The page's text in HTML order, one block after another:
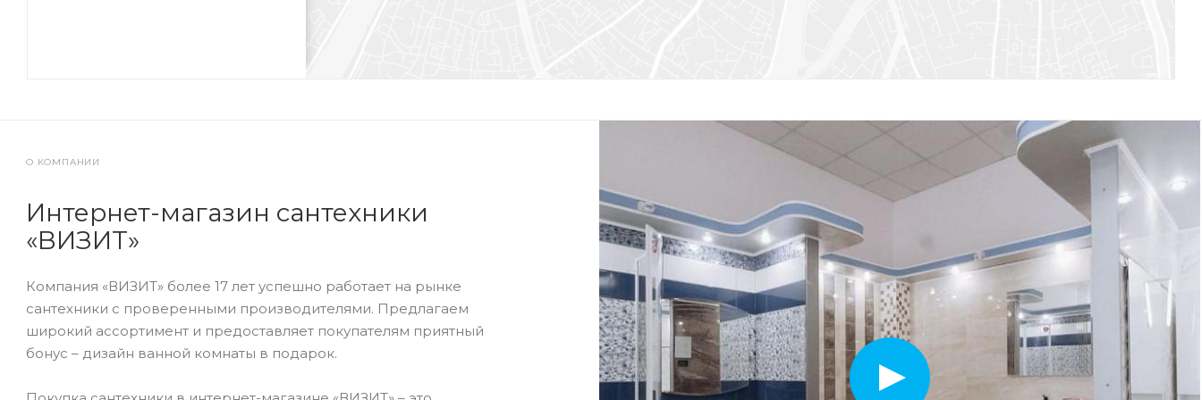
О КОМПАНИИ
Интернет-магазин сантехники
«ВИЗИТ»
Компания «ВИЗИТ» более 17 лет успешно работает на рынке
сантехники с проверенными производителями. Предлагаем
широкий ассортимент и предоставляет покупателям приятный
бонус – дизайн ванной комнаты в подарок.